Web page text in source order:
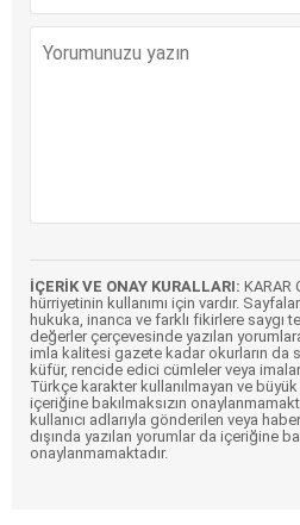
İÇERİK VE ONAY KURALLARI: KARAR
hürriyetinin kullanımı için vardır.
hukuka, inanca ve farklı fikirlere saygı
değerler çerçevesinde yazılan
imla kalitesi gazete kadar okurların da
küfür, rencide edici cümleler veya
Türkçe karakter kullanılmayan ve
içeriğine bakılmaksızın
kullanıcı adlarıyla gönderilen veya
dışında yazılan yorumlar da içeriğine
onaylanmamaktadır.